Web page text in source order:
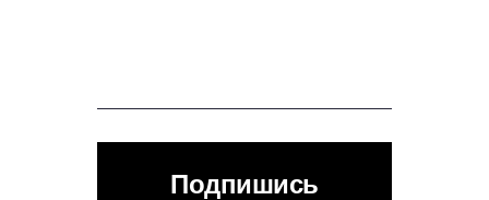
Подпишись